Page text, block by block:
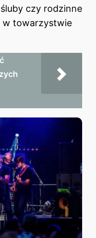
czy rodzinne
w towarzystwie